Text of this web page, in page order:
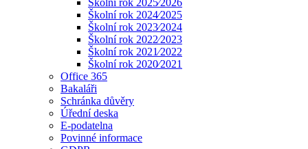
Školní rok 2025⁄2026
Školní rok 2024⁄2025
Školní rok 2023⁄2024
Školní rok 2022⁄2023
Školní rok 2021⁄2022
Školní rok 2020⁄2021
Office 365
Bakaláři
Schránka důvěry
Úřední deska
E-podatelna
Povinné informace